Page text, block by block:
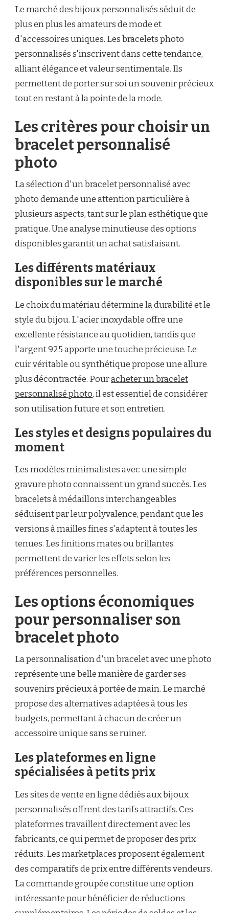
Le marché des bijoux personnalisés séduit de
plus en plus les amateurs de mode et
d'accessoires uniques. Les bracelets photo
personnalisés s'inscrivent dans cette tendance,
alliant élégance et valeur sentimentale. Ils
permettent de porter sur soi un souvenir précieux
tout en restant à la pointe de la mode.
Les critères pour choisir un
bracelet personnalisé
photo
La sélection d'un bracelet personnalisé avec
photo demande une attention particulière à
plusieurs aspects, tant sur le plan esthétique que
pratique. Une analyse minutieuse des options
disponibles garantit un achat satisfaisant.
Les différents matériaux
disponibles sur le marché
Le choix du matériau détermine la durabilité et le
style du bijou. L'acier inoxydable offre une
excellente résistance au quotidien, tandis que
l'argent 925 apporte une touche précieuse. Le
cuir véritable ou synthétique propose une allure
plus décontractée. Pouracheter un bracelet
personnalisé photo, il est essentiel de considérer
son utilisation future et son entretien.
Les styles et designs populaires du
moment
Les modèles minimalistes avec une simple
gravure photo connaissent un grand succès. Les
bracelets à médaillons interchangeables
séduisent par leur polyvalence, pendant que les
versions à mailles fines s'adaptent à toutes les
tenues. Les finitions mates ou brillantes
permettent de varier les effets selon les
préférences personnelles.
Les options économiques
pour personnaliser son
bracelet photo
La personnalisation d'un bracelet avec une photo
représente une belle manière de garder ses
souvenirs précieux à portée de main. Le marché
propose des alternatives adaptées à tous les
budgets, permettant à chacun de créer un
accessoire unique sans se ruiner.
Les plateformes en ligne
spécialisées à petits prix
Les sites de vente en ligne dédiés aux bijoux
personnalisés offrent des tarifs attractifs. Ces
plateformes travaillent directement avec les
fabricants, ce qui permet de proposer des prix
réduits. Les marketplaces proposent également
des comparatifs de prix entre différents vendeurs.
La commande groupée constitue une option
intéressante pour bénéficier de réductions